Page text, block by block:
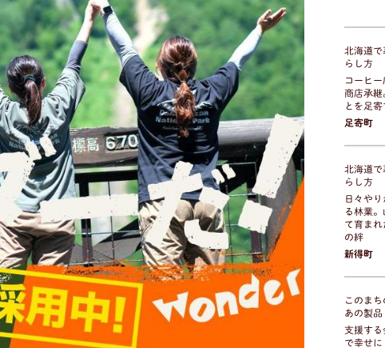
北海道で
らし方
コーヒー
商店承継
とを足寄
足寄町
北海道で
らし方
日々や
る林業。
て育まれ
の絆
新得町
このまち
あの製品
支援する
で幸せに